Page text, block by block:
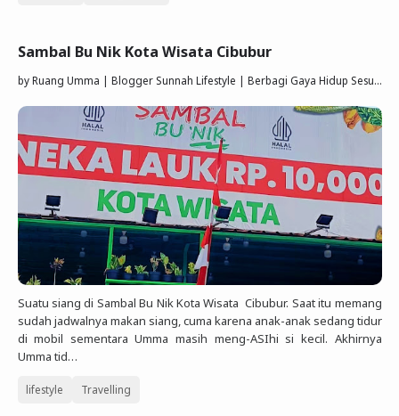
Sambal Bu Nik Kota Wisata Cibubur
byRuang Umma | Blogger Sunnah Lifestyle | Berbagi Gaya Hidup Sesuai Quran Sunnah
Suatu siang di Sambal Bu Nik Kota Wisata Cibubur. Saat itu memang
sudah jadwalnya makan siang, cuma karena anak-anak sedang tidur
di mobil sementara Umma masih meng-ASIhi si kecil. Akhirnya
Umma tid…
lifestyle Travelling